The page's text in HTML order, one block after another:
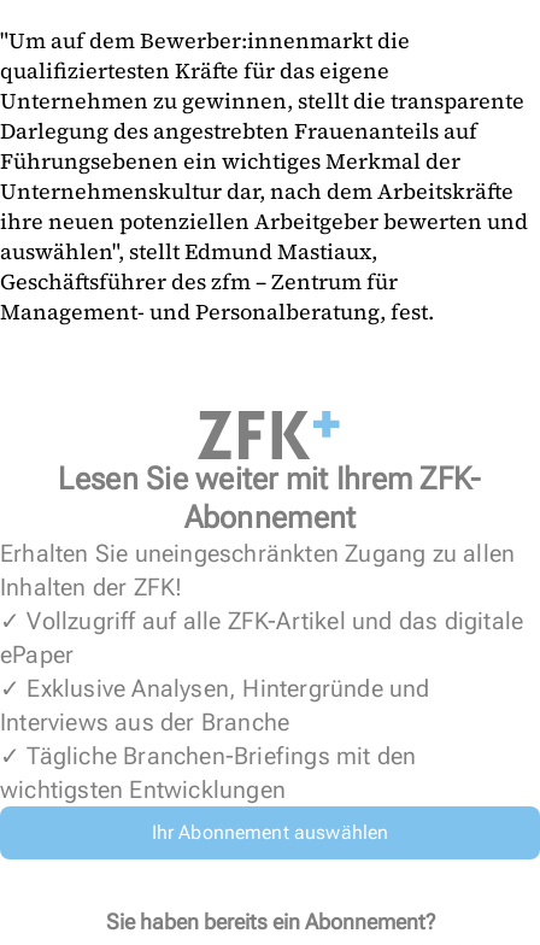
"Um auf dem Bewerber:innenmarkt die
qualifiziertesten Kräfte für das eigene
Unternehmen zu gewinnen, stellt die transparente
Darlegung des angestrebten Frauenanteils auf
Führungsebenen ein wichtiges Merkmal der
Unternehmenskultur dar, nach dem Arbeitskräfte
ihre neuen potenziellen Arbeitgeber bewerten und
auswählen", stellt Edmund Mastiaux,
Geschäftsführer des zfm – Zentrum für
Management- und Personalberatung, fest.
Lesen Sie weiter mit Ihrem ZFK-
Abonnement
Erhalten Sie uneingeschränkten Zugang zu allen
Inhalten der ZFK!
✓ Vollzugriff auf alle ZFK-Artikel und das digitale
ePaper
✓ Exklusive Analysen, Hintergründe und
Interviews aus der Branche
✓ Tägliche Branchen-Briefings mit den
wichtigsten Entwicklungen
Ihr Abonnement auswählen
Sie haben bereits ein Abonnement?